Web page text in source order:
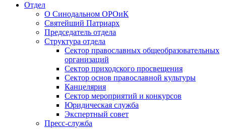
Отдел
О Синодальном ОРОиК
Святейший Патриарх
Председатель отдела
Структура отдела
Сектор православных общеобразовательных
организаций
Сектор приходского просвещения
Сектор основ православной культуры
Канцелярия
Сектор мероприятий и конкурсов
Юридическая служба
Экспертный совет
Пресс-служба